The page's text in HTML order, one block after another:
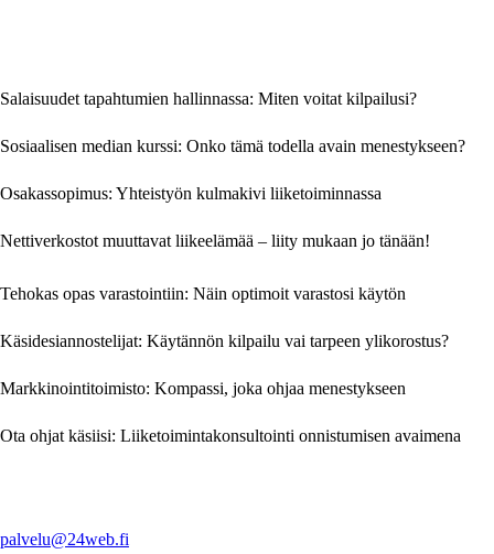
Salaisuudet tapahtumien hallinnassa: Miten voitat kilpailusi?
Sosiaalisen median kurssi: Onko tämä todella avain menestykseen?
Osakassopimus: Yhteistyön kulmakivi liiketoiminnassa
Nettiverkostot muuttavat liikeelämää – liity mukaan jo tänään!
Tehokas opas varastointiin: Näin optimoit varastosi käytön
Käsidesiannostelijat: Käytännön kilpailu vai tarpeen ylikorostus?
Markkinointitoimisto: Kompassi, joka ohjaa menestykseen
Ota ohjat käsiisi: Liiketoimintakonsultointi onnistumisen avaimena
palvelu@24web.fi